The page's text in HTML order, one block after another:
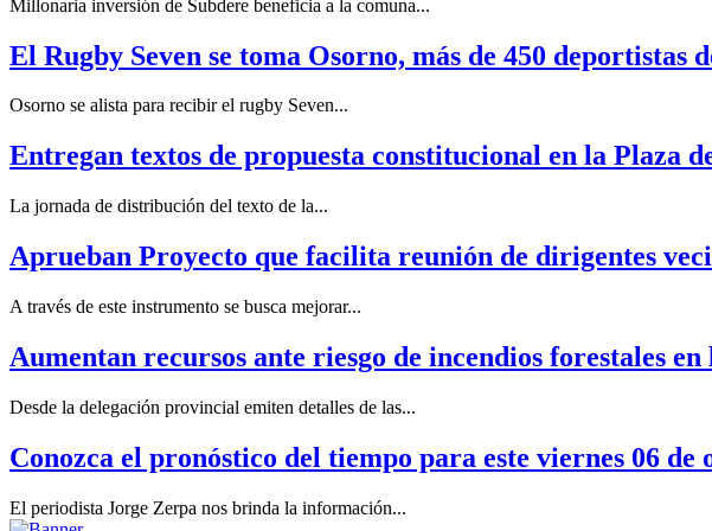
Millonaria inversión de Subdere beneficia a la comuna...
El Rugby Seven se toma Osorno, más de 450 deportistas
Osorno se alista para recibir el rugby Seven...
Entregan textos de propuesta constitucional en la Plaza
La jornada de distribución del texto de la...
Aprueban Proyecto que facilita reunión de dirigentes
A través de este instrumento se busca mejorar...
Aumentan recursos ante riesgo de incendios forestales
Desde la delegación provincial emiten detalles de las...
Conozca el pronóstico del tiempo para este viernes 06 de
El periodista Jorge Zerpa nos brinda la información...